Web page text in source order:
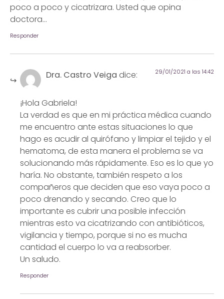
poco a poco y cicatrizara. Usted que opina
doctora…
Responder
Dra. Castro Veiga dice: 29/01/2021 a las 14:42
¡Hola Gabriela!
La verdad es que en mi práctica médica cuando
me encuentro ante estas situaciones lo que
hago es acudir al quirófano y limpiar el tejido y el
hematoma, de esta manera el problema se va
solucionando más rápidamente. Eso es lo que yo
haría. No obstante, también respeto a los
compañeros que deciden que eso vaya poco a
poco drenando y secando. Creo que lo
importante es cubrir una posible infección
mientras esto va cicatrizando con antibióticos,
vigilancia y tiempo, porque si no es mucha
cantidad el cuerpo lo va a reabsorber.
Un saludo.
Responder